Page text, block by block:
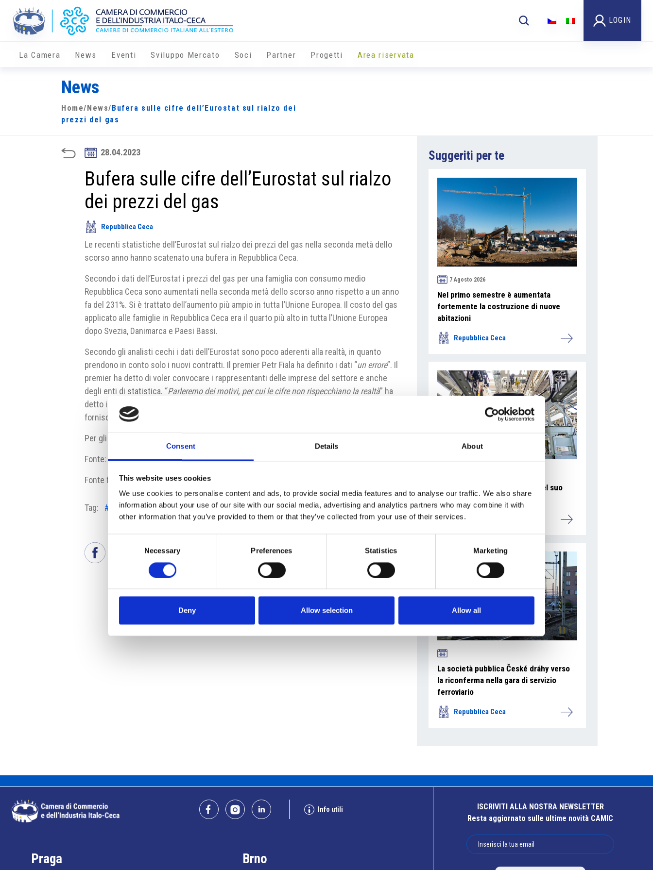
Consent Details About
This website uses cookies
We use cookies to personalise content and ads, to provide social media features and to analyse our traffic. We also share
information about your use of our site with our social media, advertising and analytics partners who may combine it with
other information that you’ve provided to them or that they’ve collected from your use of their services.
Necessary Preferences Statistics Marketing
Deny Allow selection Allow all
LOGIN
La Camera News Eventi Sviluppo Mercato Soci Partner Progetti Area riservata
News
Home/ News/ Bufera sulle cifre dell’Eurostat sul rialzo dei
prezzi del gas
28.04.2023
Bufera sulle cifre dell’Eurostat sul rialzo
dei prezzi del gas
Repubblica Ceca
Le recenti statistiche dell’Eurostat sul rialzo dei prezzi del gas nella seconda metà dello
scorso anno hanno scatenato una bufera in Repubblica Ceca.
Secondo i dati dell’Eurostat i prezzi del gas per una famiglia con consumo medio
Repubblica Ceca sono aumentati nella seconda metà dello scorso anno rispetto a un anno
fa del 231%. Si è trattato dell’aumento più ampio in tutta l’Unione Europea. Il costo del gas
applicato alle famiglie in Repubblica Ceca era il quarto più alto in tutta l’Unione Europea
dopo Svezia, Danimarca e Paesi Bassi.
Secondo gli analisti cechi i dati dell’Eurostat sono poco aderenti alla realtà, in quanto
prendono in conto solo i nuovi contratti. Il premier Petr Fiala ha definito i dati “un errore”. Il
premier ha detto di voler convocare i rappresentanti delle imprese del settore e anche
degli enti di statistica. “Parleremo dei motivi, per cui lecifre non rispecchiano la realtà” ha
detto il premier. Critica anche l’Autorità per l’Energia che è tuttavia uno degli enti che
fornisce i dati all’Eurostat.
Per gli approfondimenti
Fonte:www.idnes.cz
Fonte fotografia:Eurostat
Tag: #Eurostat #prezzi del gas
Suggeriti per te
7 Agosto 2026
Nel primo semestre è aumentata
fortemente la costruzione di nuove
abitazioni
Repubblica Ceca
La Škoda avvia la produzione del suo
SUV Peaq
Repubblica Ceca
La società pubblica České dráhy verso
la riconferma nella gara di servizio
ferroviario
Repubblica Ceca
Info utili
Praga Brno
ISCRIVITI ALLA NOSTRA NEWSLETTER
Resta aggiornato sulle ultime novità CAMIC